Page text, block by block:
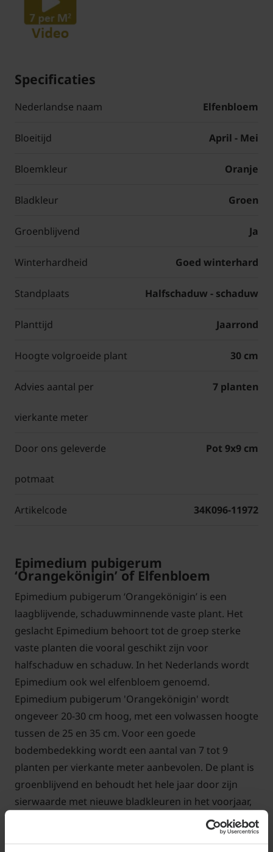
Specificaties
Nederlandse naam Elfenbloem
Bloeitijd April - Mei
Bloemkleur Oranje
Bladkleur Groen
Groenblijvend Ja
Winterhardheid Goed winterhard
Standplaats Halfschaduw - schaduw
Planttijd Jaarrond
Hoogte volgroeide plant 30 cm
Advies aantal per
vierkante meter
7 planten
Door ons geleverde
potmaat
Pot 9x9 cm
Artikelcode 34K096-11972
Epimedium pubigerum
‘Orangekönigin’ of Elfenbloem
Epimedium pubigerum ‘Orangekönigin’ is een
laagblijvende, schaduwminnende vaste plant. Het
geslacht Epimedium behoort tot de groep sterke
vaste planten die vooral geschikt zijn voor
halfschaduw en schaduw. In het Nederlands wordt
Epimedium ook wel elfenbloem genoemd.
Epimedium pubigerum 'Orangekönigin' wordt
ongeveer 20-30 cm hoog, met een volwassen hoogte
tussen de 25 en 35 cm. Voor een goede
bodembedekking wordt een aantal van 7 tot 9
planten per vierkante meter aanbevolen. De plant is
groenblijvend en behoudt het hele jaar door zijn
sierwaarde met nieuwe bladkleuren in het voorjaar,
bloei in het voorjaar en mooie herfstkleuren. Het
blad is groen, soms gemarmerd met een rode gloed